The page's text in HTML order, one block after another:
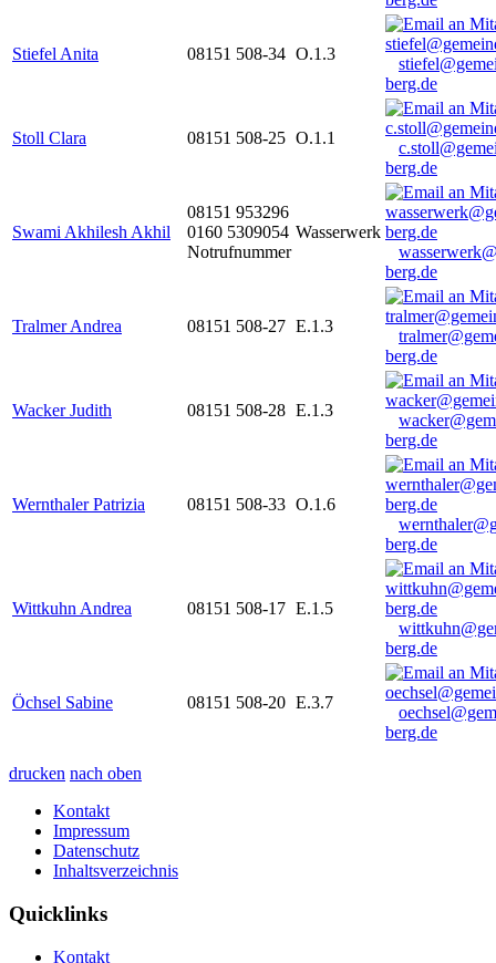
Stiefel Anita 08151 508-34 O.1.3
berg.de
Stoll Clara 08151 508-25 O.1.1
berg.de
Swami Akhilesh Akhil
08151 953296
0160 5309054
Notrufnummer
Wasserwerk
berg.de
Tralmer Andrea 08151 508-27 E.1.3
berg.de
Wacker Judith 08151 508-28 E.1.3
berg.de
Wernthaler Patrizia 08151 508-33 O.1.6
berg.de
Wittkuhn Andrea 08151 508-17 E.1.5
berg.de
Öchsel Sabine 08151 508-20 E.3.7
berg.de
drucken nach oben
Kontakt
Impressum
Datenschutz
Inhaltsverzeichnis
Quicklinks
Kontakt